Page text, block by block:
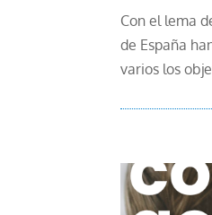
Con el lema
de España
varios los